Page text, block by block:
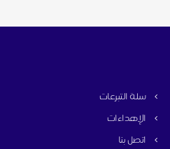
سلة التبرعات
الإهداءات
اتصل بنا